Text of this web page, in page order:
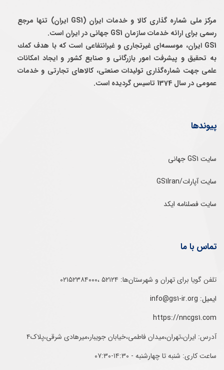
مرکز ملی شماره گذاری کالا و خدمات ایران (GS1 ایران) تنها مرجع
رسمی برای ارائه خدمات سازمان GS1 جهانی در ایران است.
GS1 ایران، موسسه‌ای غيرتجاری و غيرانتفاعی است كه با هدف كمك
به تحقيق و پيشرفت امور بازرگانی و صنايع كشور و ايجاد امكانات
علمی جهت شماره‌گذاری توليدات صنعتی، كالاهای تجارتی و خدمات
عمومی در سال 1374 تاسيس گرديده است.
پیوندها
سایت GS1 جهانی
سایت آپارات/GS1Iran
سایت فصلنامه ایکد
تماس با ما
تلفن‌ گویا برای‌ تهران‌‌ و‌ شهرستان‌ها:‌ ۵۲۱۲۴ ،۰۲۱۵۲۳۸۴۰۰۰
ایمیل: info@gs1-ir.org
https://nncgs1.com
آدرس: ایران،تهران،میدان فاطمی،خیابان جویبار،میرهادی شرقی،پلاک۴
ساعت کاری: شنبه تا چهارشنبه - ۱۴:۳۰-۰۷:۳۰